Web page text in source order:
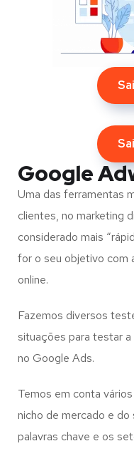
Google
Uma das ferramentas
clientes, no marketing
considerado mais
for o seu objetivo com
online.
Fazemos diversos
situações para testar
no Google Ads.
Temos em conta
nicho de mercado e do
palavras chave e os